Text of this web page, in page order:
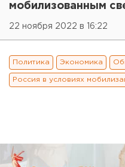
мобилизованным
22 ноября 2022 в 16:22
Политика Экономика
Россия в условиях